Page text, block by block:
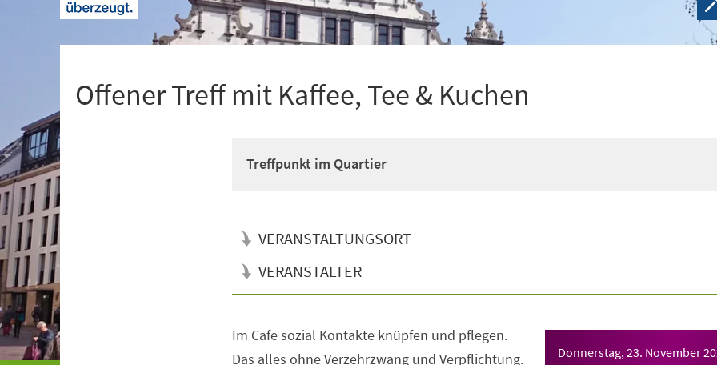
Offener Treff mit Kaffee, Tee & Kuchen
Treffpunkt im Quartier
VERANSTALTUNGSORT
VERANSTALTER
Donnerstag, 23. November
Im Cafe sozial Kontakte knüpfen und pflegen.
Das alles ohne Verzehrzwang und Verpflichtung.